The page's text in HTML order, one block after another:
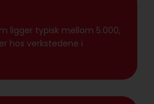
ligger typisk mellom 5.000,
hos verkstedene i